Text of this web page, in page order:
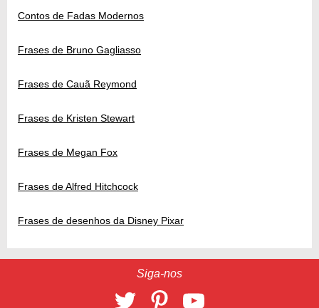
Contos de Fadas Modernos
Frases de Bruno Gagliasso
Frases de Cauã Reymond
Frases de Kristen Stewart
Frases de Megan Fox
Frases de Alfred Hitchcock
Frases de desenhos da Disney Pixar
Siga-nos